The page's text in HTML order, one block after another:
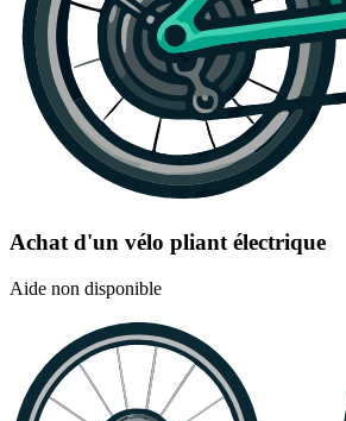
Achat d'un vélo pliant électrique
Aide non disponible